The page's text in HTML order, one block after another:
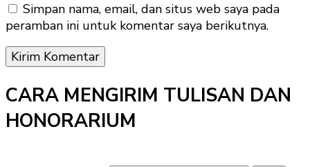
Simpan nama, email, dan situs web saya pada
peramban ini untuk komentar saya berikutnya.
CARA MENGIRIM TULISAN DAN
HONORARIUM